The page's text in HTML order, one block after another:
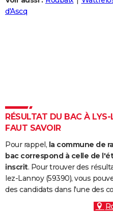
Destinations
City break
Voyage nature
Voyage de noces
Forum
Climat
+
PHOTO
Dictionnaire
Biographies
Citations
Expressions
Proverbes
PROGRAMME TV
S'inscrire
Se connecter
Lycées
Collèges
Primaires
Universités
Entreprises
Service militaire
Avis de recherche
AVIS DE DÉCÈS
FORUM
d'Ascq
RÉSULTAT DU BAC À
FAUT SAVOIR
Pour rappel, la commune de
bac correspond à celle de
inscrit. Pour trouver des
lez-Lannoy (59390), vous
des candidats dans l'une des